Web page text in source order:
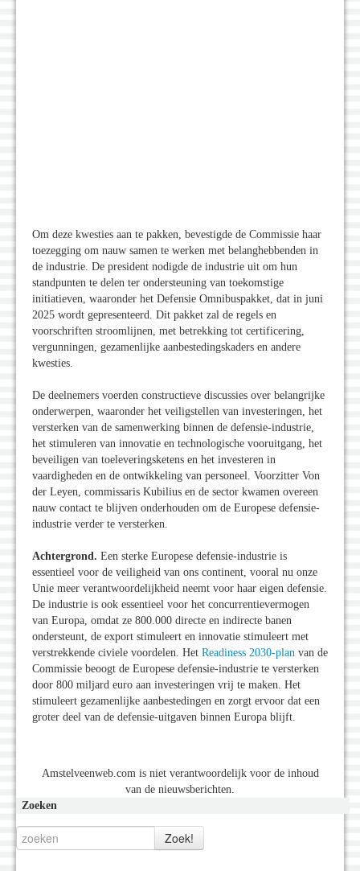
Om deze kwesties aan te pakken, bevestigde de Commissie haar
toezegging om nauw samen te werken met belanghebbenden in
de industrie. De president nodigde de industrie uit om hun
standpunten te delen ter ondersteuning van toekomstige
initiatieven, waaronder het Defensie Omnibuspakket, dat in juni
2025 wordt gepresenteerd. Dit pakket zal de regels en
voorschriften stroomlijnen, met betrekking tot certificering,
vergunningen, gezamenlijke aanbestedingskaders en andere
kwesties.
De deelnemers voerden constructieve discussies over belangrijke
onderwerpen, waaronder het veiligstellen van investeringen, het
versterken van de samenwerking binnen de defensie-industrie,
het stimuleren van innovatie en technologische vooruitgang, het
beveiligen van toeleveringsketens en het investeren in
vaardigheden en de ontwikkeling van personeel. Voorzitter Von
der Leyen, commissaris Kubilius en de sector kwamen overeen
nauw contact te blijven onderhouden om de Europese defensie-
industrie verder te versterken.
Achtergrond. Een sterke Europese defensie-industrie is
essentieel voor de veiligheid van ons continent, vooral nu onze
Unie meer verantwoordelijkheid neemt voor haar eigen defensie.
De industrie is ook essentieel voor het concurrentievermogen
van Europa, omdat ze 800.000 directe en indirecte banen
ondersteunt, de export stimuleert en innovatie stimuleert met
verstrekkende civiele voordelen. Het Readiness 2030-plan van de
Commissie beoogt de Europese defensie-industrie te versterken
door 800 miljard euro aan investeringen vrij te maken. Het
stimuleert gezamenlijke aanbestedingen en zorgt ervoor dat een
groter deel van de defensie-uitgaven binnen Europa blijft.
Amstelveenweb.com is niet verantwoordelijk voor de inhoud
van de nieuwsberichten.
Zoeken